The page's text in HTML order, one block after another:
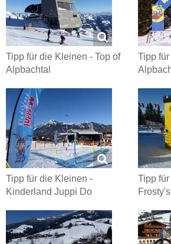
Tipp für die Kleinen - Top of
Alpbachtal
Tipp
Tipp für die Kleinen -
Kinderland Juppi Do
Tipp